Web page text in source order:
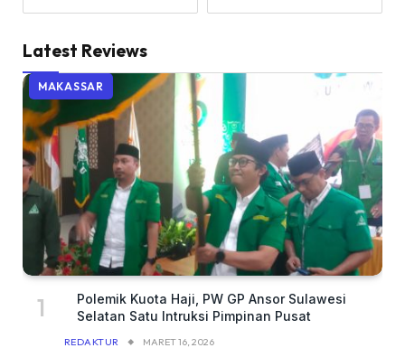
Latest Reviews
MAKASSAR
Polemik Kuota Haji, PW GP Ansor Sulawesi
Selatan Satu Intruksi Pimpinan Pusat
REDAKTUR MARET 16, 2026